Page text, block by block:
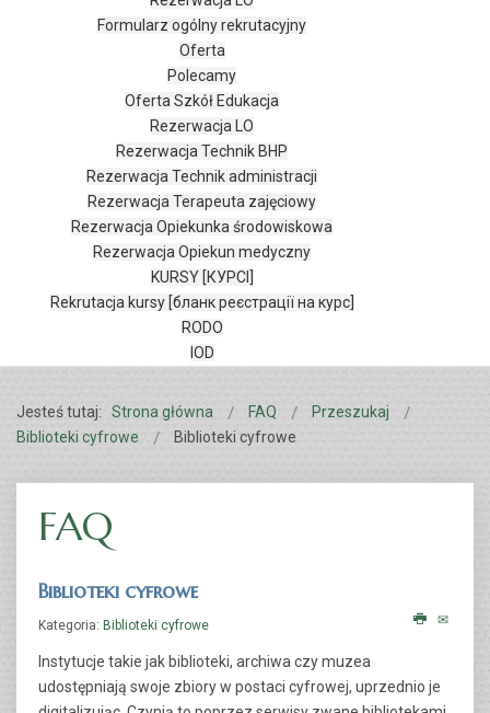
Formularz ogólny rekrutacyjny
Oferta
Polecamy
Oferta Szkół Edukacja
Rezerwacja LO
Rezerwacja Technik BHP
Rezerwacja Technik administracji
Rezerwacja Terapeuta zajęciowy
Rezerwacja Opiekunka środowiskowa
Rezerwacja Opiekun medyczny
KURSY [КУРСІ]
Rekrutacja kursy [бланк реєстрації на курс]
RODO
IOD
Jesteś tutaj: Strona główna FAQ
Przeszukaj
Biblioteki cyfrowe
Biblioteki cyfrowe
FAQ
Biblioteki cyfrowe
Kategoria: Biblioteki cyfrowe
Instytucje takie jak biblioteki, archiwa czy muzea
udostępniają swoje zbiory w postaci cyfrowej, uprzednio je